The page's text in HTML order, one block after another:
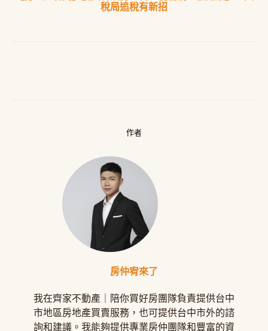
稅局追稅有新招
作者
房仲宥來了
我在齊家不動產｜陪你買好房團隊負責提供台中
市地區房地產買賣服務，也可提供台中市外的諮
詢和建議。我能夠提供專業房仲團隊和豐富的資